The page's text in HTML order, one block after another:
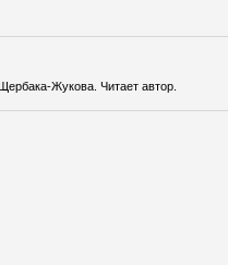
Жукова. Читает автор.